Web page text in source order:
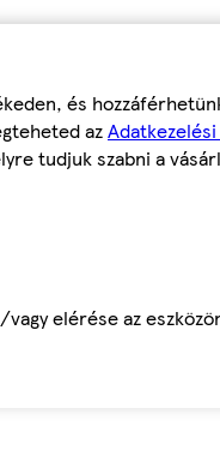
és
az
tudjuk szabni a
elérése az